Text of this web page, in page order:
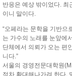
반응은 예상 밖이었다. 최
이니 말이다.
“오페라는 문학을 기반으
는 가수의 노래를 눈앞에
단체에서 의뢰가 오는 편
니다.”
서울의 경영전문대학원
점차 확대해나가려 한다.